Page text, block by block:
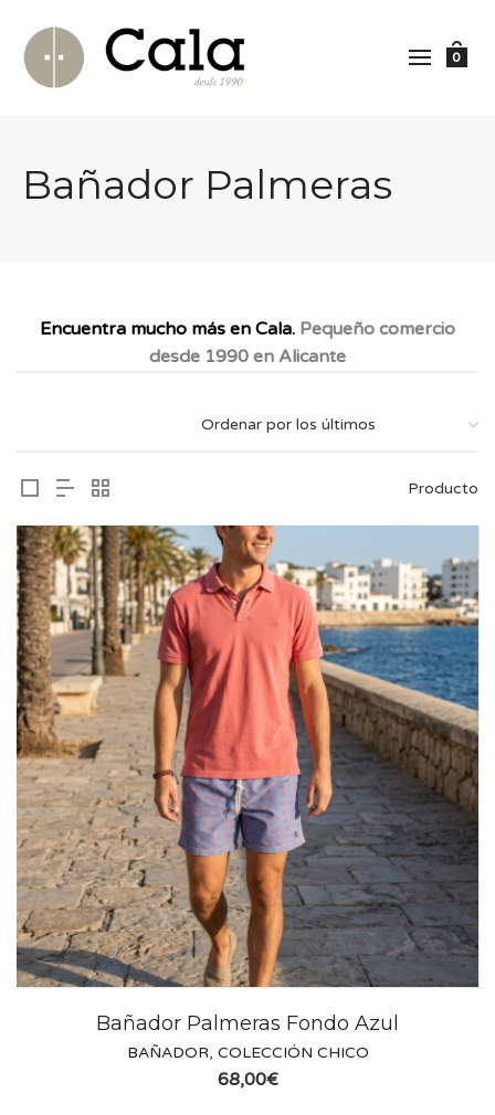
0
Bañador Palmeras
Encuentra mucho más en Cala. Pequeño comercio
desde 1990 en Alicante
Producto
Bañador Palmeras Fondo Azul
BAÑADOR, COLECCIÓN CHICO
68,00€